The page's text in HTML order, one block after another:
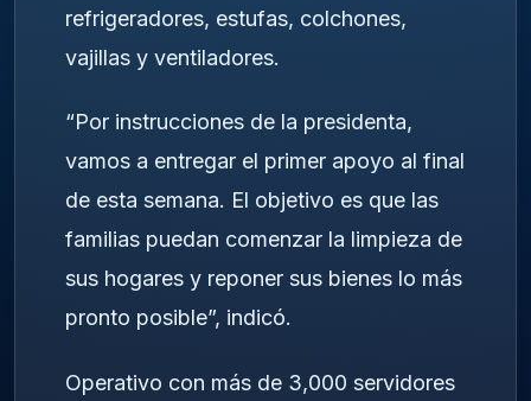
refrigeradores, estufas, colchones,
vajillas y ventiladores.
“Por instrucciones de la presidenta,
vamos a entregar el primer apoyo al final
de esta semana. El objetivo es que las
familias puedan comenzar la limpieza de
sus hogares y reponer sus bienes lo más
pronto posible”, indicó.
Operativo con más de 3,000 servidores